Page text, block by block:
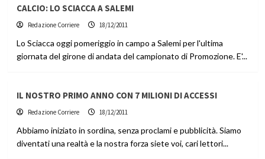
CALCIO: LO SCIACCA A SALEMI
Redazione Corriere 18/12/2011
Lo Sciacca oggi pomeriggio in campo a Salemi per l'ultima
giornata del girone di andata del campionato di Promozione. E'...
IL NOSTRO PRIMO ANNO CON 7 MILIONI DI ACCESSI
Redazione Corriere 18/12/2011
Abbiamo iniziato in sordina, senza proclami e pubblicità. Siamo
diventati una realtà e la nostra forza siete voi, cari lettori...